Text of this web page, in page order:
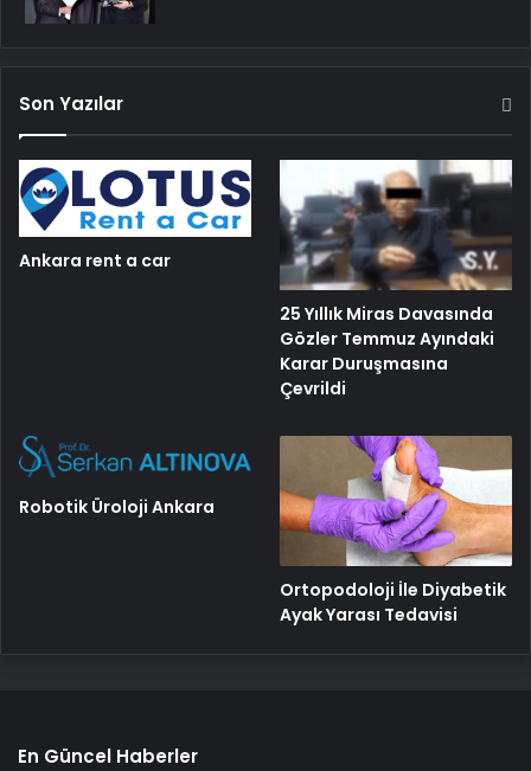
Son Yazılar
Ankara rent a car
25 Yıllık Miras Davasında
Gözler Temmuz Ayındaki
Karar Duruşmasına
Çevrildi
Robotik Üroloji Ankara
Ortopodoloji İle Diyabetik
Ayak Yarası Tedavisi
En Güncel Haberler